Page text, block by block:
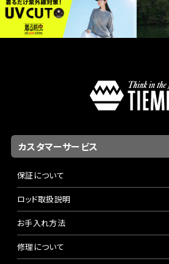
カスタマーサービス
保証について
ロッド取扱説明
お手入れ方法
修理について